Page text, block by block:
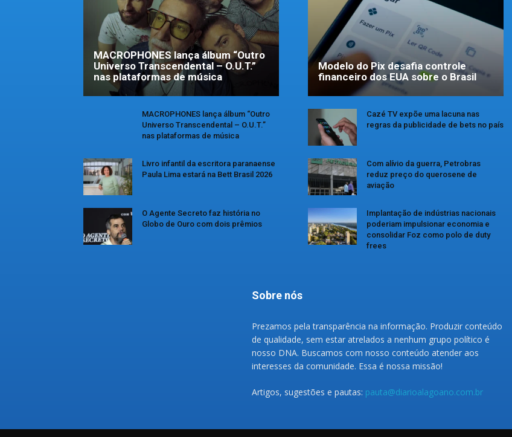
MACROPHONES lança álbum “Outro
Universo Transcendental – O.U.T.”
nas plataformas de música
MACROPHONES lança álbum “Outro
Universo Transcendental – O.U.T.”
nas plataformas de música
Livro infantil da escritora paranaense
Paula Lima estará na Bett Brasil 2026
O Agente Secreto faz história no
Globo de Ouro com dois prêmios
Modelo do Pix desafia controle
financeiro dos EUA sobre o Brasil
Cazé TV expõe uma lacuna nas
regras da publicidade de bets no país
Com alívio da guerra, Petrobras
reduz preço do querosene de
aviação
Implantação de indústrias nacionais
poderiam impulsionar economia e
consolidar Foz como polo de duty
frees
Sobre nós
Prezamos pela transparência na informação. Produzir conteúdo
de qualidade, sem estar atrelados a nenhum grupo político é
nosso DNA. Buscamos com nosso conteúdo atender aos
interesses da comunidade. Essa é nossa missão!
Artigos, sugestões e pautas: pauta@diarioalagoano.com.br